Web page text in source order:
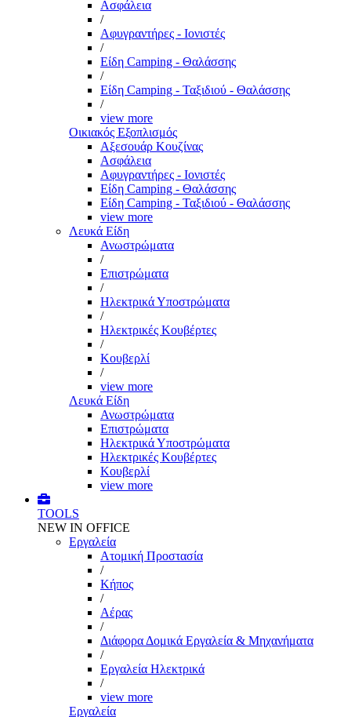
Ασφάλεια
/
Αφυγραντήρες - Ιονιστές
/
Είδη Camping - Θαλάσσης
/
Είδη Camping - Ταξιδιού - Θαλάσσης
/
view more
Οικιακός Εξοπλισμός
Αξεσουάρ Κουζίνας
Ασφάλεια
Αφυγραντήρες - Ιονιστές
Είδη Camping - Θαλάσσης
Είδη Camping - Ταξιδιού - Θαλάσσης
view more
Λευκά Είδη
Ανωστρώματα
/
Επιστρώματα
/
Ηλεκτρικά Υποστρώματα
/
Ηλεκτρικές Κουβέρτες
/
Κουβερλί
/
view more
Λευκά Είδη
Ανωστρώματα
Επιστρώματα
Ηλεκτρικά Υποστρώματα
Ηλεκτρικές Κουβέρτες
Κουβερλί
view more
TOOLS
NEW IN OFFICE
Εργαλεία
Aτομική Προστασία
/
Kήπος
/
Αέρας
/
Διάφορα Δομικά Εργαλεία & Μηχανήματα
/
Εργαλεία Ηλεκτρικά
/
view more
Εργαλεία